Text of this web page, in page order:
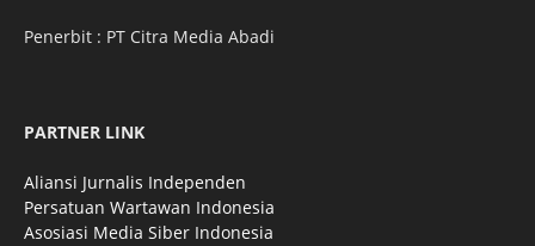
Penerbit : PT Citra Media Abadi
PARTNER LINK
Aliansi Jurnalis Independen
Persatuan Wartawan Indonesia
Asosiasi Media Siber Indonesia